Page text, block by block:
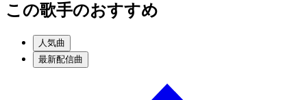
この歌手のおすすめ
人気曲
最新配信曲